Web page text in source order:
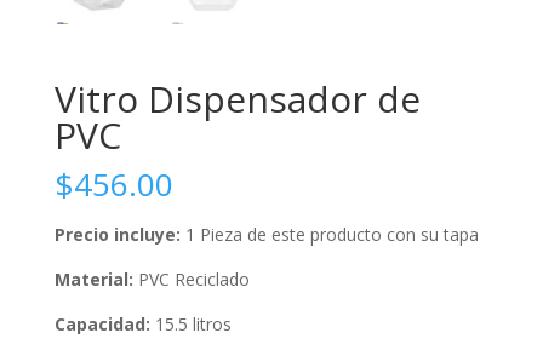
Vitro Dispensador de
PVC
$456.00
Precio incluye: 1 Pieza de este producto con su tapa
Material: PVC Reciclado
Capacidad: 15.5 litros